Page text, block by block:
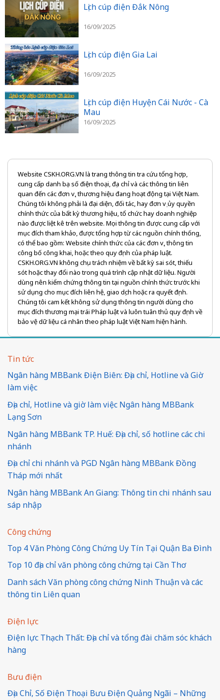
Lịch cúp điện Đắk Nông
16/09/2025
Lịch cúp điện Gia Lai
16/09/2025
Lịch cúp điện Huyện Cái Nước - Cà
Mau
16/09/2025
Website CSKH.ORG.VN là trang thông tin tra cứu tổng hợp,
cung cấp danh bạ số điện thoại, địa chỉ và các thông tin liên
quan đến các đơn vị, thương hiệu đang hoạt động tại Việt Nam.
Chúng tôi không phải là đại diện, đối tác, hay đơn vị ủy quyền
chính thức của bất kỳ thương hiệu, tổ chức hay doanh nghiệp
nào được liệt kê trên website. Mọi thông tin được cung cấp với
mục đích tham khảo, được tổng hợp từ các nguồn chính thống,
có thể bao gồm: Website chính thức của các đơn vị, thông tin
công bố công khai, hoặc theo quy định của pháp luật.
CSKH.ORG.VN không chịu trách nhiệm về bất kỳ sai sót, thiếu
sót hoặc thay đổi nào trong quá trình cập nhật dữ liệu. Người
dùng nên kiểm chứng thông tin tại nguồn chính thức trước khi
sử dụng cho mục đích liên hệ, giao dịch hoặc ra quyết định.
Chúng tôi cam kết không sử dụng thông tin người dùng cho
mục đích thương mại trái Pháp luật và luôn tuân thủ quy định về
bảo vệ dữ liệu cá nhân theo pháp luật Việt Nam hiện hành.
Tin tức
Ngân hàng MBBank Điện Biên: Địa chỉ, Hotline và Giờ
làm việc
Địa chỉ, Hotline và giờ làm việc Ngân hàng MBBank
Lạng Sơn
Ngân hàng MBBank TP. Huế: Địa chỉ, số hotline các chi
nhánh
Địa chỉ chi nhánh và PGD Ngân hàng MBBank Đồng
Tháp mới nhất
Ngân hàng MBBank An Giang: Thông tin chi nhánh sau
sáp nhập
Công chứng
Top 4 Văn Phòng Công Chứng Uy Tín Tại Quận Ba Đình
Top 10 địa chỉ văn phòng công chứng tại Cần Thơ
Danh sách Văn phòng công chứng Ninh Thuận và các
thông tin Liên quan
Điện lực
Điện lực Thạch Thất: Địa chỉ và tổng đài chăm sóc khách
hàng
Bưu điện
Địa Chỉ, Số Điện Thoại Bưu Điện Quảng Ngãi – Những